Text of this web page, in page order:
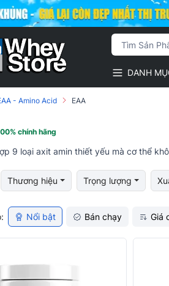
DANH
- Amino Acid EAA
chính hãng
9 loại axit amin thiết yếu mà cơ thể
Thương hiệu Trọng lượng
Nổi bật Bán chạy Giá